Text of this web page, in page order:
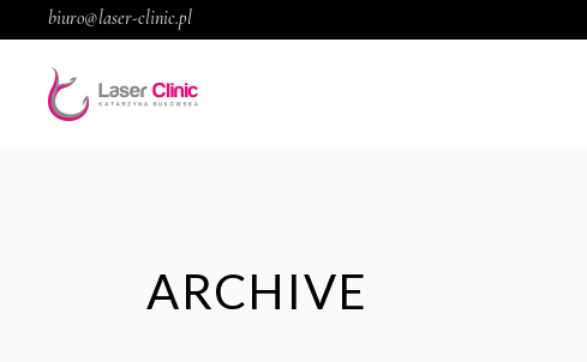
biuro@laser-clinic.pl
ARCHIVE